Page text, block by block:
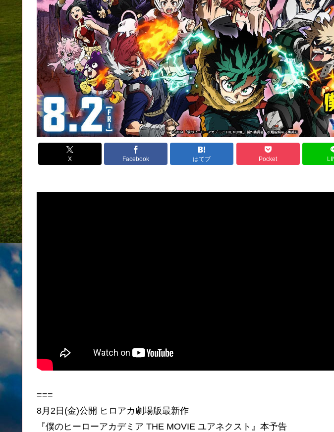
X Facebook はてブ Pocket
===
8月2日(金)公開 ヒロアカ劇場版最新作
『僕のヒーローアカデミア THE MOVIE ユアネクスト』本予告